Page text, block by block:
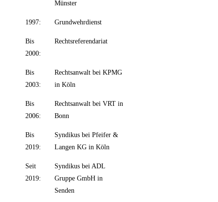
Münster
1997: Grundwehrdienst
Bis
2000:
Rechtsreferendariat
Bis
2003:
Rechtsanwalt bei KPMG
in Köln
Bis
2006:
Rechtsanwalt bei VRT in
Bonn
Bis
2019:
Syndikus bei Pfeifer &
Langen KG in Köln
Seit
2019:
Syndikus bei ADL
Gruppe GmbH in
Senden